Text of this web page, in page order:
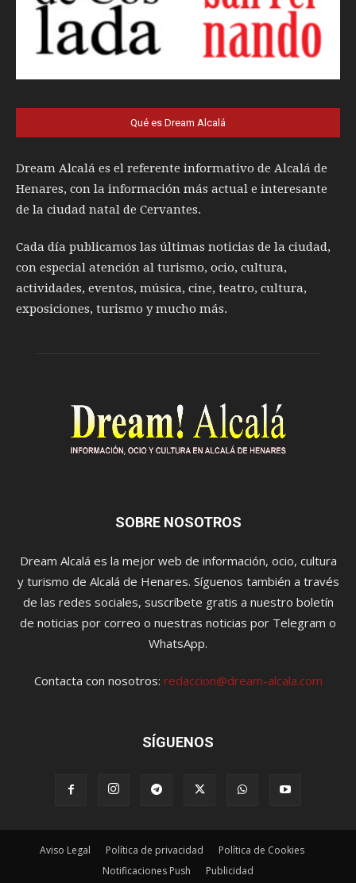
Qué es Dream Alcalá
Dream Alcalá es el referente informativo de Alcalá de
Henares, con la información más actual e interesante
de la ciudad natal de Cervantes.
Cada día publicamos las últimas noticias de la ciudad,
con especial atención al turismo, ocio, cultura,
actividades, eventos, música, cine, teatro, cultura,
exposiciones, turismo y mucho más.
SOBRE NOSOTROS
Dream Alcalá es la mejor web de información, ocio, cultura
y turismo de Alcalá de Henares. Síguenos también a través
de las redes sociales, suscríbete gratis a nuestro boletín
de noticias por correo o nuestras noticias por Telegram o
WhatsApp.
Contacta con nosotros: redaccion@dream-alcala.com
SÍGUENOS
Aviso Legal Política de privacidad
Política de Cookies
Notificaciones Push
Publicidad